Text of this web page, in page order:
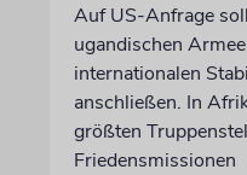
Auf US-Anfrage
ugandischen
internationalen
anschließen. In
größten
Friedensmissionen